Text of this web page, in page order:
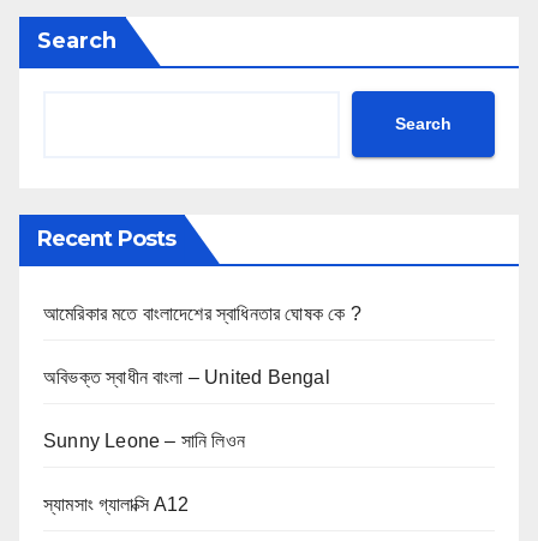
Search
Search
Recent Posts
আমেরিকার মতে বাংলাদেশের স্বাধিনতার ঘোষক কে ?
অবিভক্ত স্বাধীন বাংলা – United Bengal
Sunny Leone – সানি লিওন
স্যামসাং গ্যালাক্সি A12